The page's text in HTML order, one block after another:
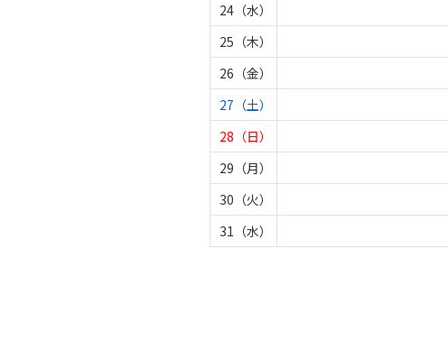
24（水）
25（木）
26（金）
27（土）
28（日）
29（月）
30（火）
31（水）